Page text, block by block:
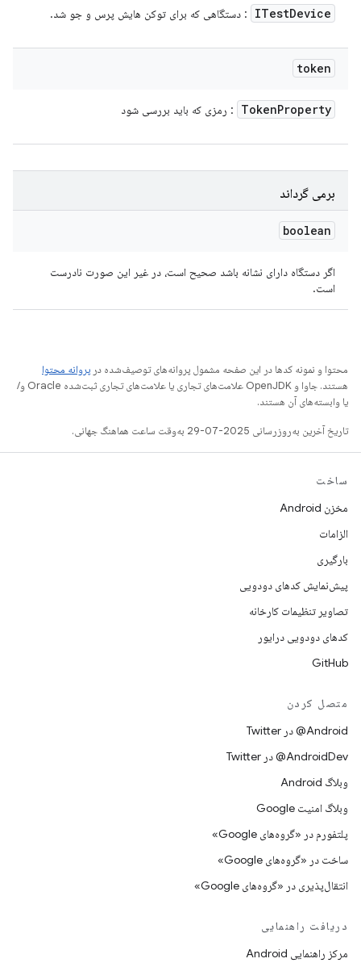
ITestDevice : دستگاهی که برای توکن هایش پرس و جو شد.
token
TokenProperty : رمزی که باید بررسی شود
برمی گرداند
boolean
اگر دستگاه دارای نشانه باشد صحیح است، در غیر این صورت نادرست
است.
محتوا و نمونه کدها در این صفحه مشمول پروانه‌های توصیف‌شده در پروانه محتوا
هستند. جاوا و OpenJDK علامت‌های تجاری یا علامت‌های تجاری ثبت‌شده Oracle و/
یا وابسته‌های آن هستند.
تاریخ آخرین به‌روزرسانی 2025-07-29 به‌وقت ساعت هماهنگ جهانی.
ساخت
مخزن Android
الزامات
بارگیری
پیش‌نمایش کدهای دودویی
تصاویر تنظیمات کارخانه
کدهای دودویی درایور
GitHub
متصل کردن
Android@ در Twitter
AndroidDev@ در Twitter
وبلاگ Android
وبلاگ امنیت Google
پلتفورم در «گروه‌های Google»
ساخت در «گروه‌های Google»
انتقال‌پذیری در «گروه‌های Google»
دریافت راهنمایی
مرکز راهنمایی Android